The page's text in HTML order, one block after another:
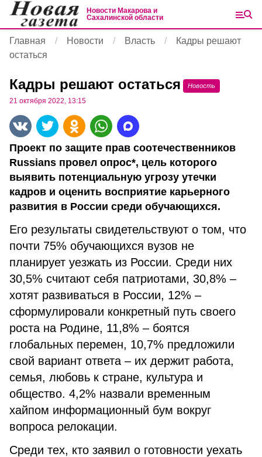
Новости Макарова и
Сахалинской области
Главная Новости Власть
Кадры решают
остаться
Кадры решают остаться Новость
21 октября 2022, 13:15
Проект по защите прав соотечественников
Russians провел опрос*, цель которого
выявить потенциальную угрозу утечки
кадров и оценить восприятие карьерного
развития в России среди обучающихся.
Его результаты свидетельствуют о том, что
почти 75% обучающихся вузов не
планирует уезжать из России. Среди них
30,5% считают себя патриотами, 30,8% –
хотят развиваться в России, 12% –
сформулировали конкретный путь своего
роста на Родине, 11,8% – боятся
глобальных перемен, 10,7% предложили
свой вариант ответа – их держит работа,
семья, любовь к стране, культура и
общество. 4,2% назвали временным
хайпом информационный бум вокруг
вопроса релокации.
Среди тех, кто заявил о готовности уехать